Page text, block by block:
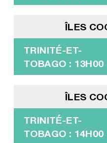
ÎLES
TRINITÉ-ET-
TOBAGO : 13H00
ÎLES
TRINITÉ-ET-
TOBAGO : 14H00